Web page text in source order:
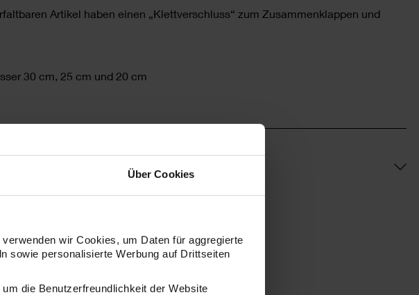
Über Cookies
wir Cookies, um Daten für aggregierte
sowie personalisierte Werbung auf Drittseiten
die Benutzerfreundlichkeit der Website
Artikel haben einen „Klettverschluss“ zum Zusammenklappen und
30 cm, 25 cm und 20 cm